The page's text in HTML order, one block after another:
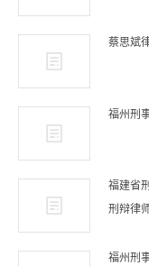
蔡思斌
福州刑
福建省
刑辩律
福州刑